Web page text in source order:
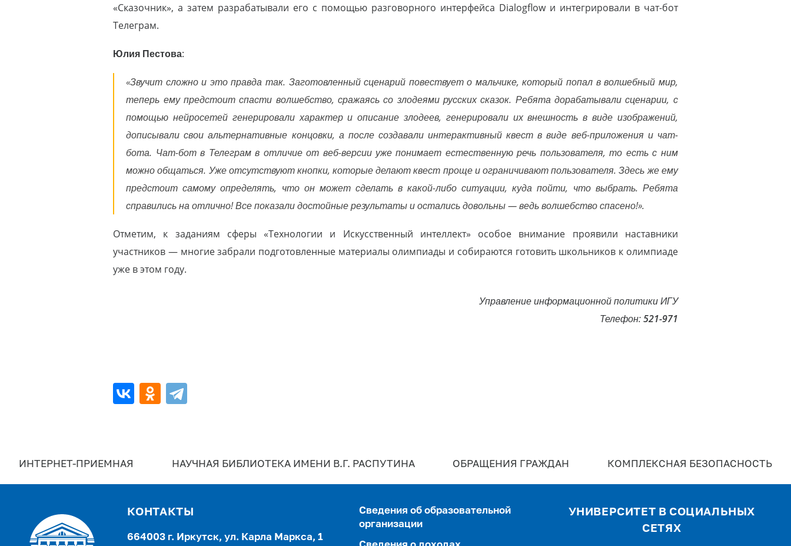
«Сказочник», а затем разрабатывали его с помощью разговорного интерфейса Dialogflow и интегрировали в чат-бот
Телеграм.
Юлия Пестова:
«Звучит сложно и это правда так. Заготовленный сценарий повествует о мальчике, который попал в волшебный мир,
теперь ему предстоит спасти волшебство, сражаясь со злодеями русских сказок. Ребята дорабатывали сценарии, с
помощью нейросетей генерировали характер и описание злодеев, генерировали их внешность в виде изображений,
дописывали свои альтернативные концовки, а после создавали интерактивный квест в виде веб-приложения и чат-
бота. Чат-бот в Телеграм в отличие от веб-версии уже понимает естественную речь пользователя, то есть с ним
можно общаться. Уже отсутствуют кнопки, которые делают квест проще и ограничивают пользователя. Здесь же ему
предстоит самому определять, что он может сделать в какой-либо ситуации, куда пойти, что выбрать. Ребята
справились на отлично! Все показали достойные результаты и остались довольны — ведь волшебство спасено!».
Отметим, к заданиям сферы «Технологии и Искусственный интеллект» особое внимание проявили наставники
участников — многие забрали подготовленные материалы олимпиады и собираются готовить школьников к олимпиаде
уже в этом году.
Управление информационной политики ИГУ
Телефон:521-971
ИНТЕРНЕТ-ПРИЕМНАЯ НАУЧНАЯ БИБЛИОТЕКА ИМЕНИ В.Г. РАСПУТИНА ОБРАЩЕНИЯ ГРАЖДАН КОМПЛЕКСНАЯ БЕЗОПАСНОСТЬ
КОНТАКТЫ
664003 г. Иркутск, ул. Карла Маркса, 1
Сведения об образовательной
организации
УНИВЕРСИТЕТ В СОЦИАЛЬНЫХ
СЕТЯХ